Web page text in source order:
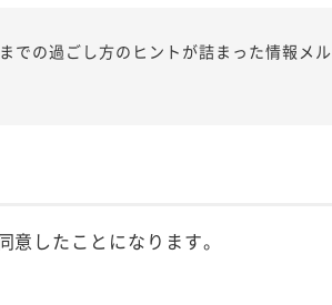
での過ごし方のヒントが詰まった情報メル
意したことになります。